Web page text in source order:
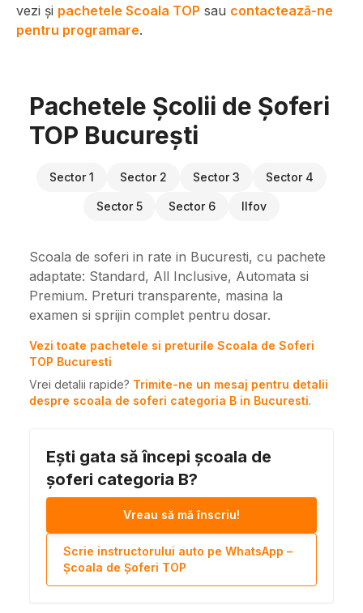
vezi și pachetele Scoala TOP sau contactează-ne
pentru programare.
Pachetele Școlii de Șoferi
TOP București
Sector 1 Sector 2 Sector 3 Sector 4
Sector 5 Sector 6 Ilfov
Scoala de soferi in rate in Bucuresti, cu pachete
adaptate: Standard, All Inclusive, Automata si
Premium. Preturi transparente, masina la
examen si sprijin complet pentru dosar.
Vezi toate pachetele si preturile Scoala de Soferi
TOP Bucuresti
Vrei detalii rapide? Trimite-ne un mesaj pentru detalii
despre scoala de soferi categoria B in Bucuresti.
Ești gata să începi școala de
șoferi categoria B?
Vreau să mă înscriu!
Scrie instructorului auto pe WhatsApp –
Școala de Șoferi TOP